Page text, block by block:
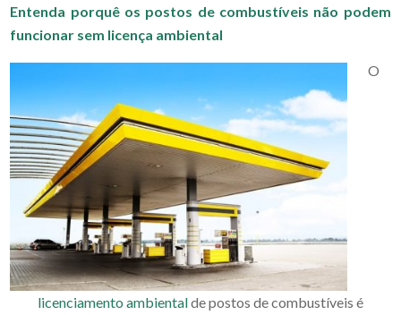
Entenda porquê os postos de combustíveis não podem
funcionar sem licença ambiental
O
licenciamento ambientalde postos de combustíveis é